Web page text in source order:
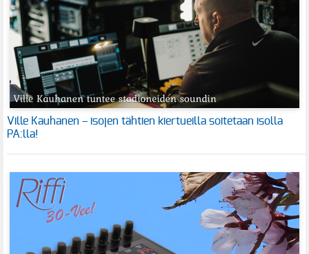
Ville Kauhanen – isojen tähtien kiertueilla soitetaan isolla
PA:lla!